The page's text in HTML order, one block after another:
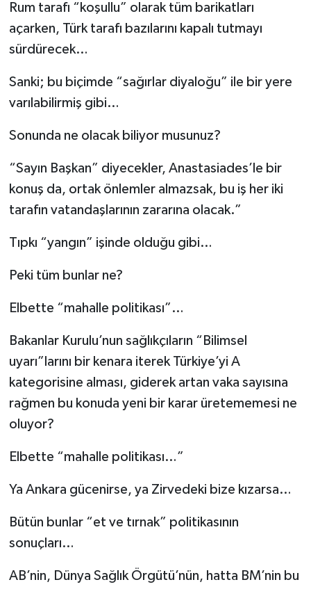
Rum tarafı “koşullu” olarak tüm barikatları
açarken, Türk tarafı bazılarını kapalı tutmayı
sürdürecek…
Sanki; bu biçimde “sağırlar diyaloğu” ile bir yere
varılabilirmiş gibi…
Sonunda ne olacak biliyor musunuz?
“Sayın Başkan” diyecekler, Anastasiades’le bir
konuş da, ortak önlemler almazsak, bu iş her iki
tarafın vatandaşlarının zararına olacak.”
Tıpkı “yangın” işinde olduğu gibi…
Peki tüm bunlar ne?
Elbette “mahalle politikası”…
Bakanlar Kurulu’nun sağlıkçıların “Bilimsel
uyarı”larını bir kenara iterek Türkiye’yi A
kategorisine alması, giderek artan vaka sayısına
rağmen bu konuda yeni bir karar üretememesi ne
oluyor?
Elbette “mahalle politikası…”
Ya Ankara gücenirse, ya Zirvedeki bize kızarsa…
Bütün bunlar “et ve tırnak” politikasının
sonuçları…
AB’nin, Dünya Sağlık Örgütü’nün, hatta BM’nin bu